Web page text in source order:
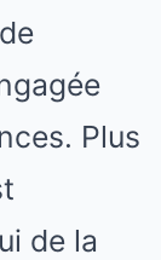
Plus
de la